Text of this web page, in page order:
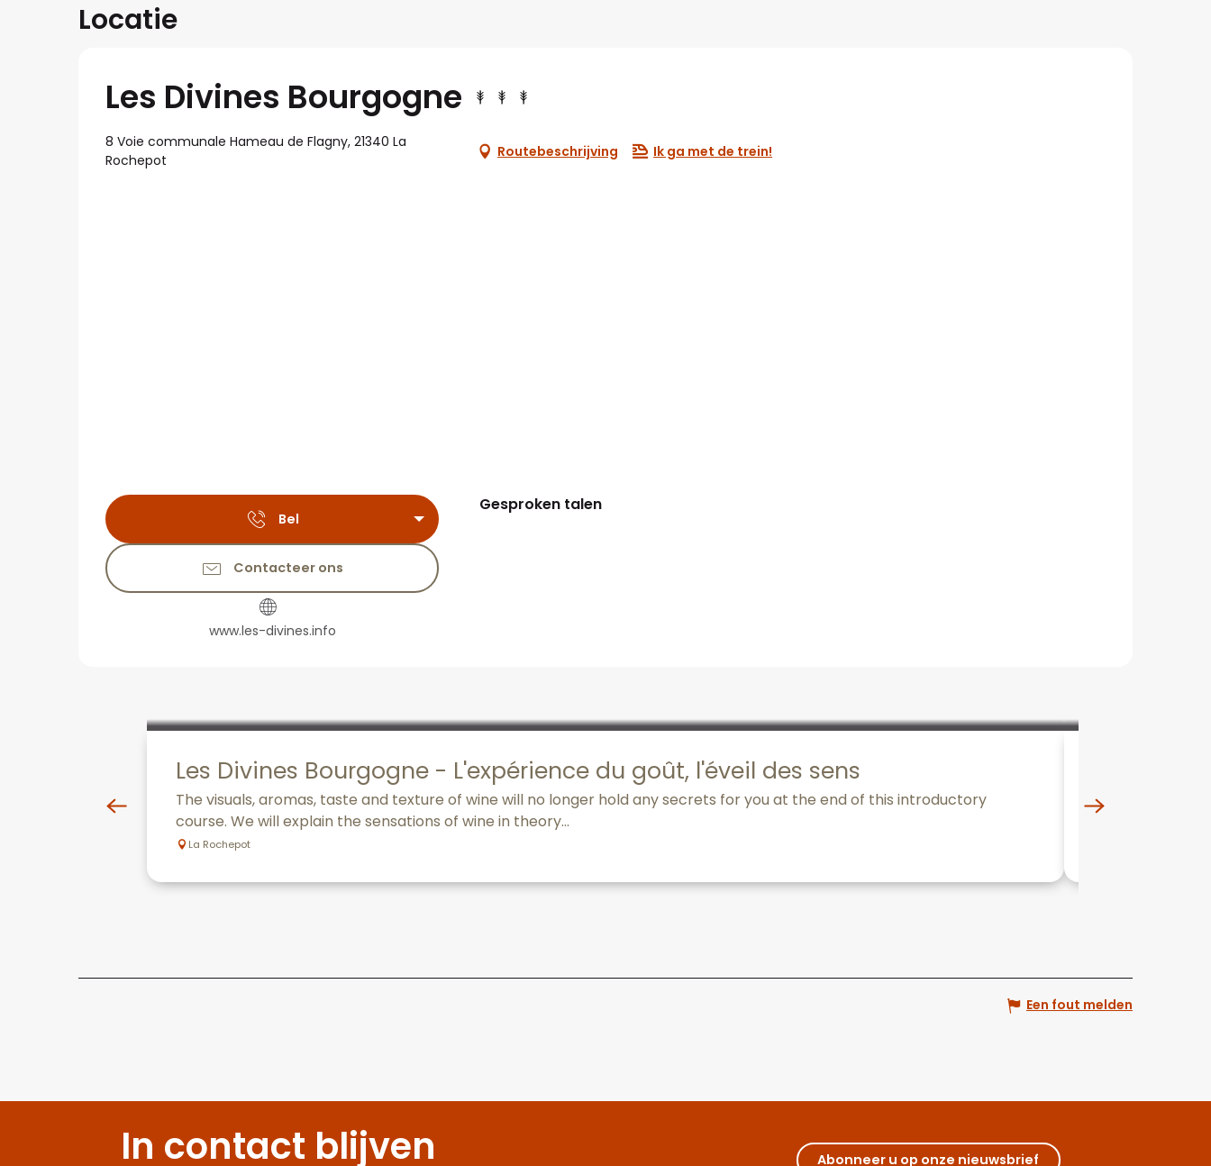
Locatie
Les Divines Bourgogne
8 Voie communale Hameau de Flagny, 21340 La
Rochepot
Routebeschrijving Ik ga met de trein!
Bel
Contacteer ons
www.les-divines.info
Gesproken talen
Gesproken talen
Les Divines Bourgogne - L'expérience du goût, l'éveil des sens
The visuals, aromas, taste and texture of wine will no longer hold any secrets for you at the end of this introductory
course. We will explain the sensations of wine in theory...
La Rochepot
Come and
Een fout melden
In contact blijven Abonneer u op onze nieuwsbrief